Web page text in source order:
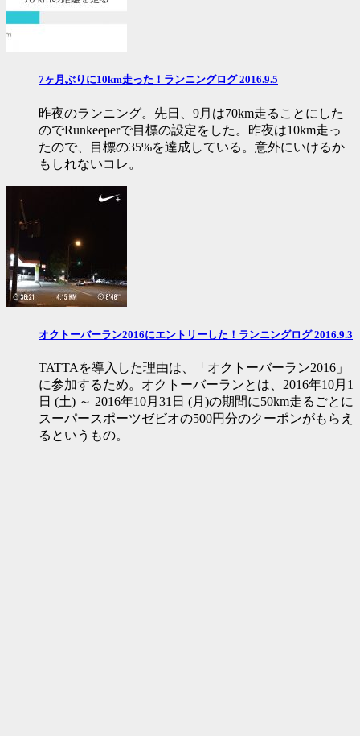
7ヶ月ぶりに10km走った！ランニングログ 2016.9.5
昨夜のランニング。先日、9月は70km走ることにした
のでRunkeeperで目標の設定をした。昨夜は10km走っ
たので、目標の35%を達成している。意外にいけるか
もしれないコレ。
オクトーバーラン2016にエントリーした！ランニングログ 2016.9.3
TATTAを導入した理由は、「オクトーバーラン2016」
に参加するため。オクトーバーランとは、2016年10月1
日 (土) ～ 2016年10月31日 (月)の期間に50km走るごとに
スーパースポーツゼビオの500円分のクーポンがもらえ
るというもの。